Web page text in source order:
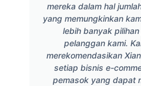
mereka dalam hal
yang memungkinkan
lebih banyak
pelanggan kami.
merekomendasikan
setiap bisnis e-
pemasok yang dapat